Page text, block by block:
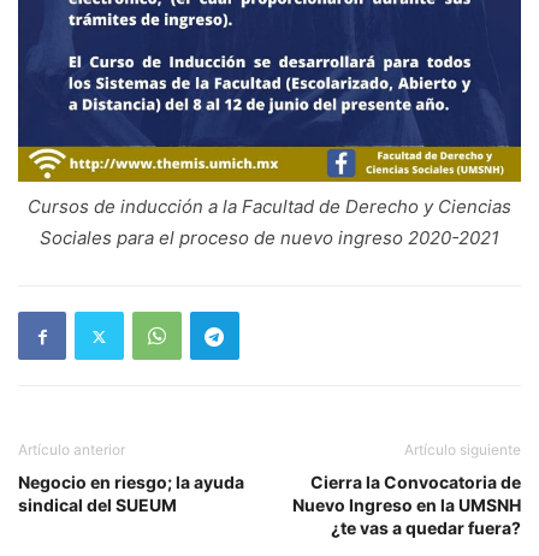
Cursos de inducción a la Facultad de Derecho y Ciencias
Sociales para el proceso de nuevo ingreso 2020-2021
Artículo anterior
Negocio en riesgo; la ayuda
sindical del SUEUM
Artículo siguiente
Cierra la Convocatoria de
Nuevo Ingreso en la UMSNH
¿te vas a quedar fuera?